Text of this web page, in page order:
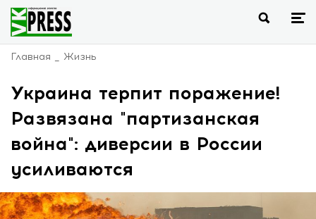
Главная Жизнь
Украина терпит поражение!
Развязана "партизанская
война": диверсии в России
усиливаются